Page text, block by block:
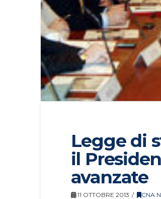
Legge di
il
avanzate
11 OTTOBRE 2013 CNA